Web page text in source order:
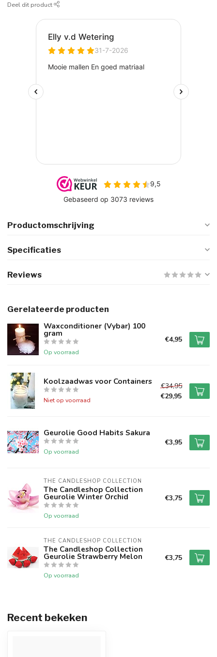
Deel dit product
Productomschrijving
Specificaties
Reviews
Gerelateerde producten
Waxconditioner (Vybar) 100
gram
Op voorraad
€4,95
Koolzaadwas voor Containers
Niet op voorraad
€34,95
€29,95
Geurolie Good Habits Sakura
Op voorraad
€3,95
THE CANDLESHOP COLLECTION
The Candleshop Collection
Geurolie Winter Orchid
Op voorraad
€3,75
THE CANDLESHOP COLLECTION
The Candleshop Collection
Geurolie Strawberry Melon
Op voorraad
€3,75
Recent bekeken